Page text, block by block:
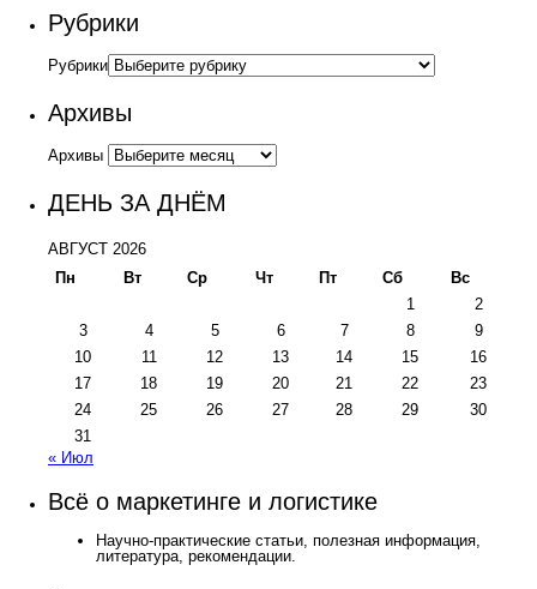
Рубрики
Рубрики
Архивы
Архивы
ДЕНЬ ЗА ДНЁМ
АВГУСТ 2026
Пн
Вт Ср Чт Пт Сб
Вс
1
2
3
4 5 6 7 8
9
10
11 12 13 14 15
16
17
18 19 20 21 22
23
24
25 26 27 28 29
30
31
« Июл
Всё о маркетинге и логистике
Научно-практические статьи, полезная информация,
литература, рекомендации.